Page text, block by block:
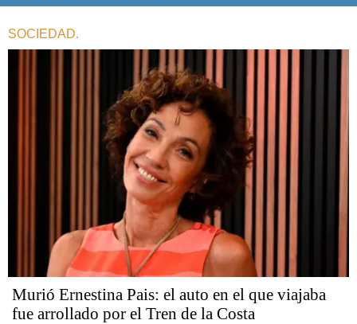
SOCIEDAD.
Murió Ernestina Pais: el auto en el que viajaba
fue arrollado por el Tren de la Costa